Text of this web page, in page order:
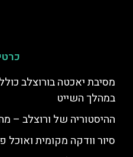
מסיבת יאכטה בורוצלב
במהלך השייט
ההיסטוריה של ורוצלב –
סיור וודקה מקומית ואוכל